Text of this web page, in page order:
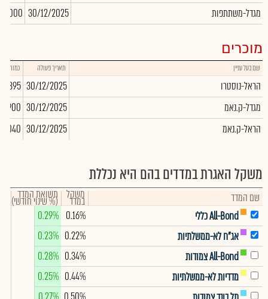
מגדל-משתתפות
30/12/2025
מוכרים
שם בעל עניין תאריך פעולה כמות
הראל-נוסטרו 30/12/2025
מגדל-ק.נאמ
30/12/2025
-6,900
הראל-ק.נאמ
30/12/2025
משקל האגרת במדדים בהם היא נכללת
שם המדד משקל
במדד תשואת המדד
(% שינוי חודשי)
All-Bond כללי
0.16%
0.29%
אג"ח לא-ממשלתיות
0.22%
0.23%
All-Bond צמודות
0.34%
0.28%
מדדיות לא-ממשלתיות
0.44%
0.25%